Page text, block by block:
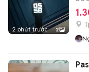
2 phút trước 2